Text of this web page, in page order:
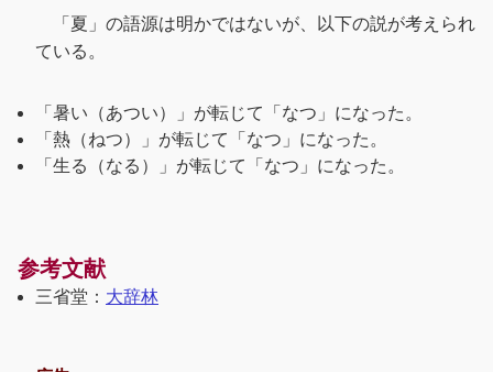
「夏」の語源は明かではないが、以下の説が考えられ
ている。
「暑い（あつい）」が転じて「なつ」になった。
「熱（ねつ）」が転じて「なつ」になった。
「生る（なる）」が転じて「なつ」になった。
参考文献
三省堂： 大辞林